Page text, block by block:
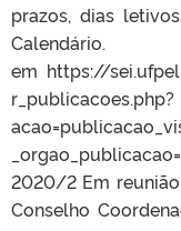
prazos, dias
em https://
r_publicacoes.php?
2020/2 Em
Conselho